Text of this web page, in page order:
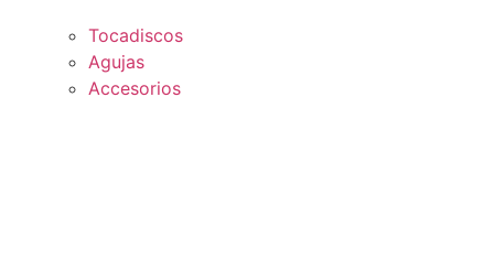
Tocadiscos
Agujas
Accesorios